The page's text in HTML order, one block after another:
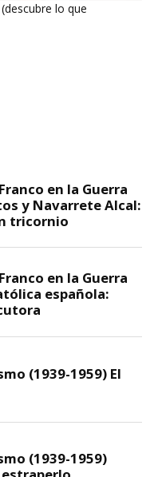
(descubre lo que